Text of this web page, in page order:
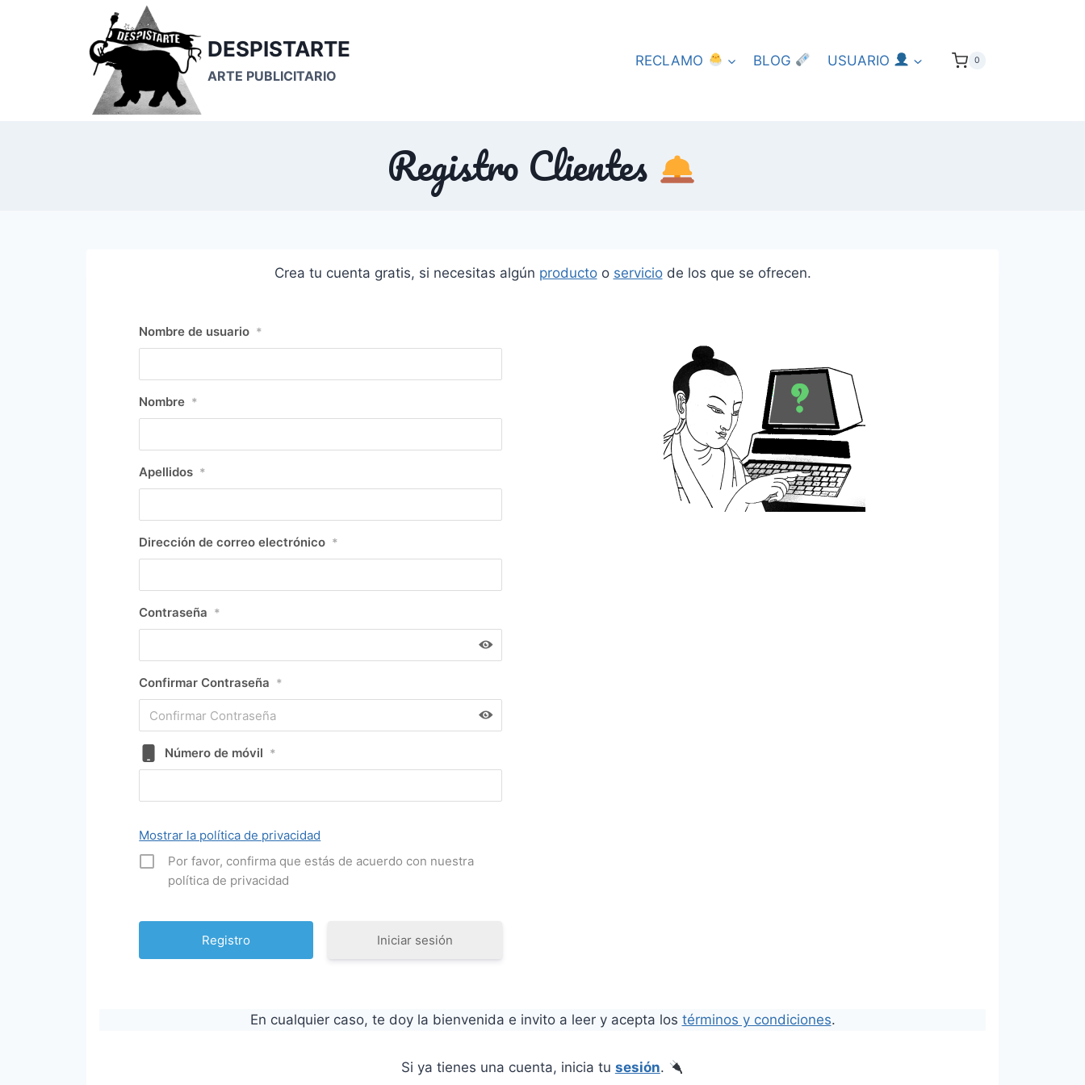
DESPISTARTE
ARTE PUBLICITARIO
RECLAMO BLOG USUARIO 0
Registro Clientes
Crea tu cuenta gratis, si necesitas algún productoo serviciode los que se ofrecen.
Nombre de usuario *
Nombre *
Apellidos *
Dirección de correo electrónico *
Contraseña *
Confirmar Contraseña *
Número de móvil *
Mostrar la política de privacidad
Por favor, confirma que estás de acuerdo con nuestra
política de privacidad
Iniciar sesión
En cualquier caso, te doy la bienvenida e invito a leer y acepta los términos y condiciones.
Si ya tienes una cuenta, inicia tu sesión.